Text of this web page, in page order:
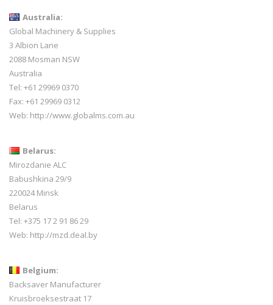
Australia:
Global Machinery & Supplies
3 Albion Lane
2088 Mosman NSW
Australia
Tel: +61 29969 0370
Fax: +61 29969 0312
Web: http://www.globalms.com.au
Belarus:
Mirozdanie ALC
Babushkina 29/9
220024 Minsk
Belarus
Tel: +375 17 2 91 86 29
Web: http://mzd.deal.by
Belgium:
Backsaver Manufacturer
Kruisbroeksestraat 17